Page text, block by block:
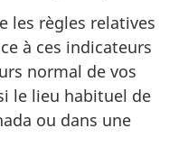
les règles relatives
à ces indicateurs
normal de vos
le lieu habituel de
ou dans une